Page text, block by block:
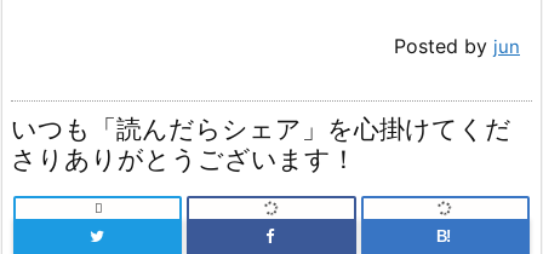
Posted by jun
いつも「読んだらシェア」を心掛けてくだ
さりありがとうございます！

B!